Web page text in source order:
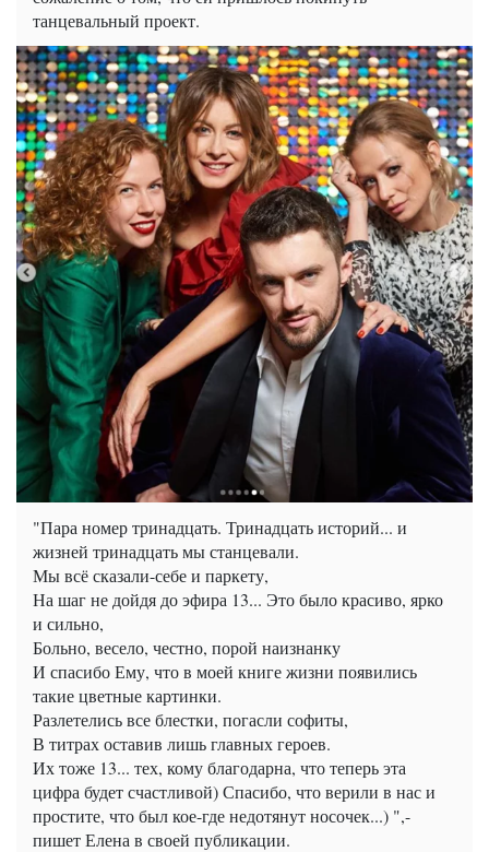
танцевальный проект.
"Пара номер тринадцать. Тринадцать историй... и
жизней тринадцать мы станцевали.
Мы всё сказали-себе и паркету,
На шаг не дойдя до эфира 13... Это было красиво, ярко
и сильно,
Больно, весело, честно, порой наизнанку
И спасибо Ему, что в моей книге жизни появились
такие цветные картинки.
Разлетелись все блестки, погасли софиты,
В титрах оставив лишь главных героев.
Их тоже 13... тех, кому благодарна, что теперь эта
цифра будет счастливой) Спасибо, что верили в нас и
простите, что был кое-где недотянут носочек...) ",-
пишет Елена в своей публикации.